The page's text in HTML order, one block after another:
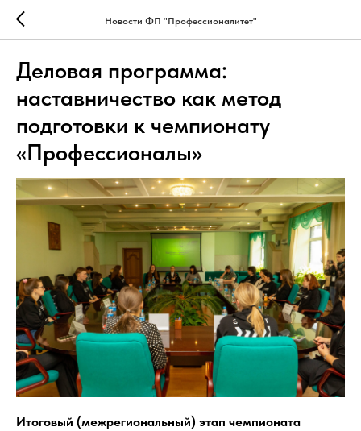
Новости ФП "Профессионалитет"
Деловая программа:
наставничество как метод
подготовки к чемпионату
«Профессионалы»
Итоговый (межрегиональный) этап чемпионата